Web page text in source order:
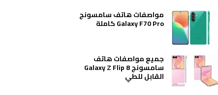
مواصفات هاتف سامسونج
Galaxy F70 Pro كاملة
جميع مواصفات هاتف
سامسونج Galaxy Z Flip 8
القابل للطي